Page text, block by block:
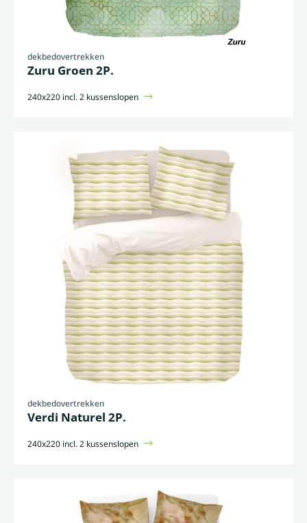
dekbedovertrekken
Zuru Groen 2P.
240x220 incl. 2 kussenslopen
dekbedovertrekken
Verdi Naturel 2P.
240x220 incl. 2 kussenslopen